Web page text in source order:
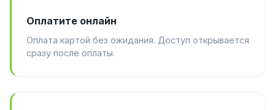
Оплатите онлайн
Оплата картой без ожидания. Доступ открывается
сразу после оплаты.